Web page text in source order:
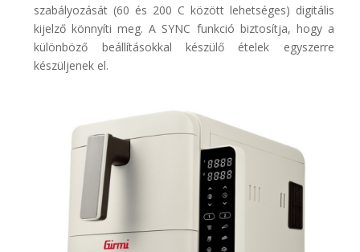
szabályozását (60 és 200 C között lehetséges) digitális
kijelző könnyíti meg. A SYNC funkció biztosítja, hogy a
különböző beállításokkal készülő ételek egyszerre
készüljenek el.